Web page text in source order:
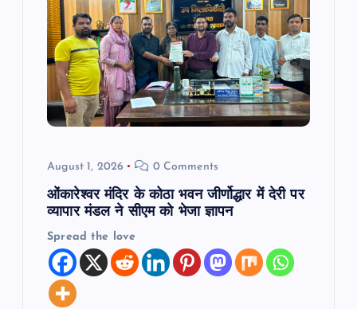
August 1, 2026 0 Comments
ओंकारेश्वर मंदिर के कोठा भवन जीर्णोद्धार में देरी पर
व्यापार मंडल ने सीएम को भेजा ज्ञापन
Spread the love